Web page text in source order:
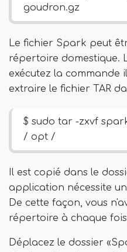
goudron.gz
Le fichier Spark peut
répertoire domestique.
exécutez la commande
extraire le fichier TAR
$ sudo tar -zxvf
/ opt /
Il est copié dans le
application nécessite
De cette façon, vous
répertoire à chaque
Déplacez le dossier